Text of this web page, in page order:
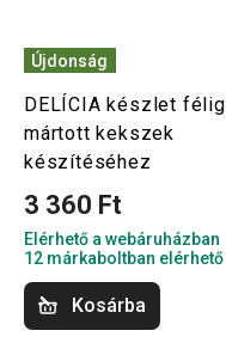
Újdonság
DELÍCIA készlet félig
mártott kekszek
készítéséhez
3 360 Ft
Elérhető a webáruházban
12 márkaboltban elérhető
Kosárba